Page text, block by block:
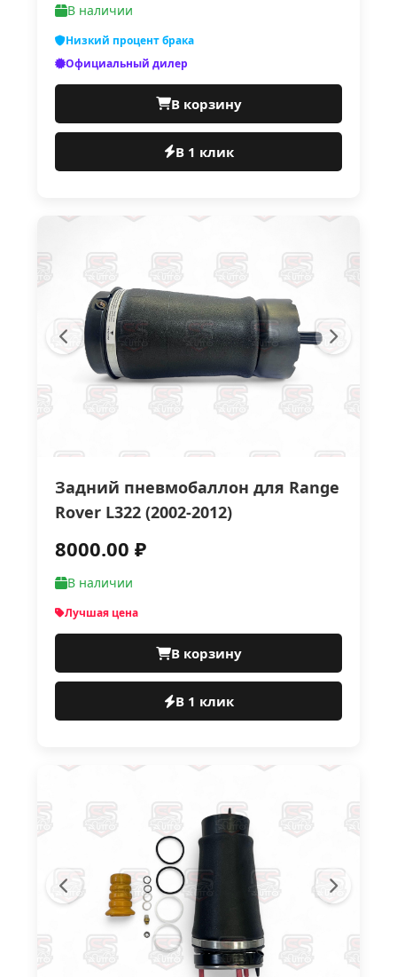
В наличии
Низкий процент брака
Официальный дилер
В корзину
В 1 клик
Задний пневмобаллон для Range
Rover L322 (2002-2012)
8000.00 ₽
В наличии
Лучшая цена
В корзину
В 1 клик